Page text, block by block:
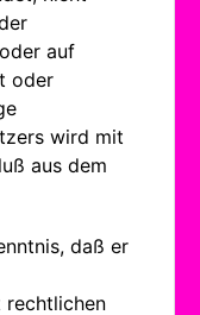
auf
oder
wird mit
aus dem
daß er
rechtlichen